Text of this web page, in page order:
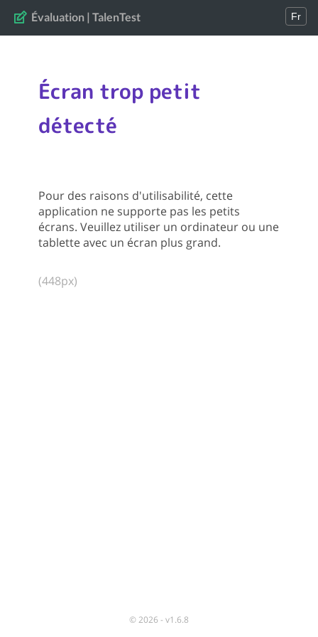
Évaluation |TalenTest Fr
Écran trop petit
détecté
Pour des raisons d'utilisabilité, cette
application ne supporte pas les petits
écrans. Veuillez utiliser un ordinateur ou une
tablette avec un écran plus grand.
(448px)
©2026 - v1.6.8